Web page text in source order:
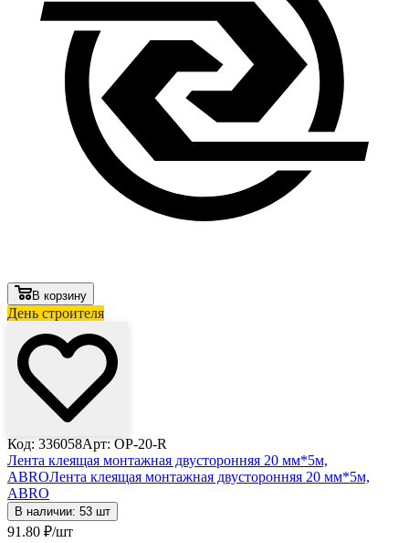
В корзину
День строителя
Код: 336058Арт: OP-20-R
Лента клеящая монтажная двусторонняя 20 мм*5м,
ABROЛента клеящая монтажная двусторонняя 20 мм*5м,
ABRO
В наличии: 53 шт
91 .80 ₽/шт